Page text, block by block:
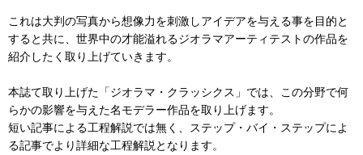
これは大判の写真から想像力を刺激しアイデアを与える事を目的と
すると共に、世界中の才能溢れるジオラマアーティテストの作品を
紹介したく取り上げていきます。
本誌て取り上げた「ジオラマ・クラッシクス」では、この分野で何
らかの影響を与えた名モデラー作品を取り上げます。
短い記事による工程解説では無く、ステップ・バイ・ステップによ
る記事でより詳細な工程解説となります。